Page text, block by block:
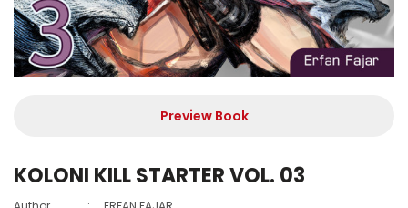
Preview Book
KOLONI KILL STARTER VOL. 03